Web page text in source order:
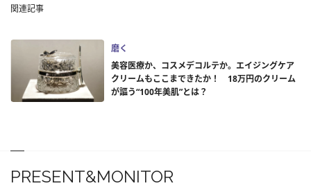
関連記事
磨く
美容医療か、コスメデコルテか。エイジングケア
クリームもここまできたか！ 18万円のクリーム
が謳う“100年美肌”とは？
PRESENT&MONITOR